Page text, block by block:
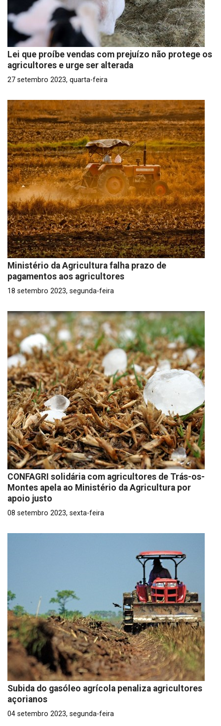
Lei que proíbe vendas com prejuízo não protege os
agricultores e urge ser alterada
27 setembro 2023, quarta-feira
Ministério da Agricultura falha prazo de
pagamentos aos agricultores
18 setembro 2023, segunda-feira
CONFAGRI solidária com agricultores de Trás-os-
Montes apela ao Ministério da Agricultura por
apoio justo
08 setembro 2023, sexta-feira
Subida do gasóleo agrícola penaliza agricultores
açorianos
04 setembro 2023, segunda-feira